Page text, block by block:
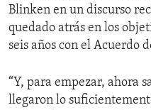
Blinken en un discurso
quedado atrás en los
seis años con el Acuerdo
“Y, para empezar, ahora
llegaron lo